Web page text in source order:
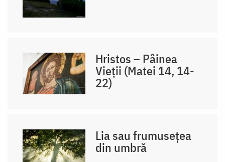
Hristos – Pâinea
Vieții (Matei 14, 14-
22)
Lia sau frumusețea
din umbră